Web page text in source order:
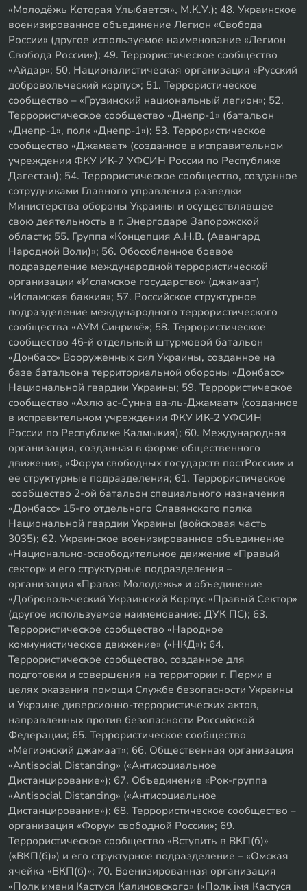
«Молодёжь Которая Улыбается», М.К.У.); 48. Украинское
военизированное объединение Легион «Свобода
России» (другое используемое наименование «Легион
Свобода России»); 49. Террористическое сообщество
«Айдар»; 50. Националистическая организация «Русский
добровольческий корпус»; 51. Террористическое
сообщество – «Грузинский национальный легион»; 52.
Террористическое сообщество «Днепр-1» (батальон
«Днепр-1», полк «Днепр-1»); 53. Террористическое
сообщество «Джамаат» (созданное в исправительном
учреждении ФКУ ИК-7 УФСИН России по Республике
Дагестан); 54. Террористическое сообщество, созданное
сотрудниками Главного управления разведки
Министерства обороны Украины и осуществлявшее
свою деятельность в г. Энергодаре Запорожской
области; 55. Группа «Концепция А.Н.В. (Авангард
Народной Воли)»; 56. Обособленное боевое
подразделение международной террористической
организации «Исламское государство» (джамаат)
«Исламская баккия»; 57. Российское структурное
подразделение международного террористического
сообщества «АУМ Синрикё»; 58. Террористическое
сообщество 46-й отдельный штурмовой батальон
«Донбасс» Вооруженных сил Украины, созданное на
базе батальона территориальной обороны «Донбасс»
Национальной гвардии Украины; 59. Террористическое
сообщество «Ахлю ас-Сунна ва-ль-Джамаат» (созданное
в исправительном учреждении ФКУ ИК-2 УФСИН
России по Республике Калмыкия); 60. Международная
организация, созданная в форме общественного
движения, «Форум свободных государств постРоссии» и
ее структурные подразделения; 61. Террористическое
сообщество 2-ой батальон специального назначения
«Донбасс» 15-го отдельного Славянского полка
Национальной гвардии Украины (войсковая часть
3035); 62. Украинское военизированное объединение
«Национально-освободительное движение «Правый
сектор» и его структурные подразделения –
организация «Правая Молодежь» и объединение
«Добровольческий Украинский Корпус «Правый Сектор»
(другое используемое наименование: ДУК ПС); 63.
Террористическое сообщество «Народное
коммунистическое движение» («НКД»); 64.
Террористическое сообщество, созданное для
подготовки и совершения на территории г. Перми в
целях оказания помощи Службе безопасности Украины
и Украине диверсионно-террористических актов,
направленных против безопасности Российской
Федерации; 65. Террористическое сообщество
«Мегионский джамаат»; 66. Общественная организация
«Antisocial Distancing» («Антисоциальное
Дистанцирование»); 67. Объединение «Рок-группа
«Antisocial Distancing» («Антисоциальное
Дистанцирование»); 68. Террористическое сообщество –
организация «Форум свободной России»; 69.
Террористическое сообщество «Вступить в ВКП(б)»
(«ВКП(б)») и его структурное подразделение – «Омская
ячейка «ВКП(б)»; 70. Военизированная организация
«Полк имени Кастуся Калиновского» («Полк iмя Кастуся